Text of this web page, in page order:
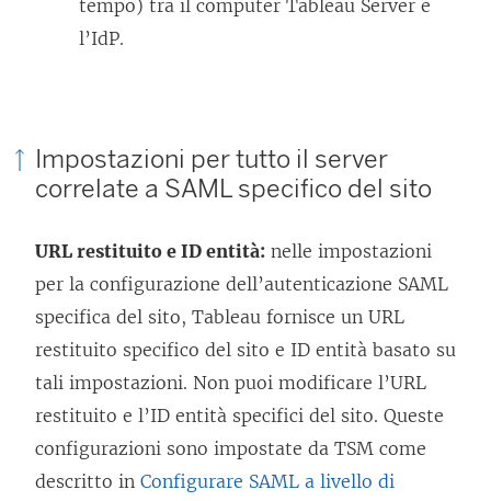
tempo) tra il computer Tableau Server e
l’IdP.
Impostazioni per tutto il server
correlate a SAML specifico del sito
URL restituito e ID entità: nelle impostazioni
per la configurazione dell’autenticazione SAML
specifica del sito, Tableau fornisce un URL
restituito specifico del sito e ID entità basato su
tali impostazioni. Non puoi modificare l’URL
restituito e l’ID entità specifici del sito. Queste
configurazioni sono impostate da TSM come
descritto in Configurare SAML a livello di